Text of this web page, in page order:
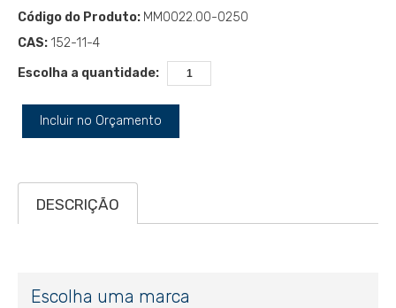
Código do Produto: MM0022.00-0250
CAS: 152-11-4
Escolha a quantidade:
Incluir no Orçamento
DESCRIÇÃO
Escolha uma marca